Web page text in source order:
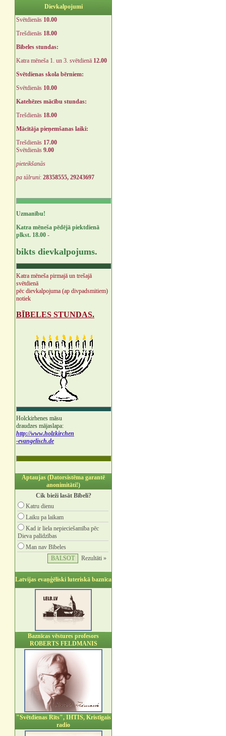
Dievkalpojumi
Svētdienās 10.00
Trešdienās 18.00
Bībeles stundas:
Katra mēneša 1. un 3. svētdienā 12.00
Svētdienas skola bērniem:
Svētdienās 10.00
Katehēzes mācību stundas:
Trešdienās 18.00
Mācītāja pieņemšanas laiki:
Trešdienās 17.00
Svētdienās 9.00
pieteikšanās
pa tālruni: 28358555, 29243697
Uzmanību!
Katra mēneša pēdējā piektdienā
plkst. 18.00 -
bikts dievkalpojums.
Katra mēneša pirmajā un trešajā
svētdienā
pēc dievkalpojuma (ap divpadsmitiem)
notiek
BĪBELES STUNDAS.
Holckirhenes māsu
draudzes mājaslapa:
http://www.holzkirchen
-evangelisch.de
Aptaujas (Datorsistēma garantē
anonimitāti!)
Cik bieži lasāt Bībeli?
Katru dienu
Laiku pa laikam
Kad ir liela nepieciešamība pēc
Dieva palīdzības
Man nav Bībeles
Rezultāti »
Latvijas evaņģēliski luteriskā baznīca
Baznīcas vēstures profesors
ROBERTS FELDMANIS
"Svētdienas Rīts", IHTIS, Kristīgais
radio